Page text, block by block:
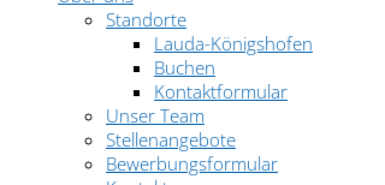
Standorte
Lauda-Königshofen
Buchen
Kontaktformular
Unser Team
Stellenangebote
Bewerbungsformular